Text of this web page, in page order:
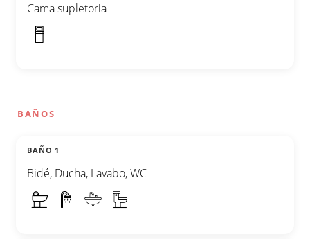
Cama supletoria
BAÑOS
BAÑO 1
Bidé, Ducha, Lavabo, WC